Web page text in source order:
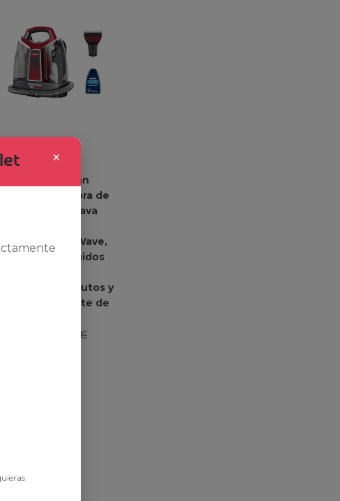
SpotClean
Aspiradora de
Tapiceria, Lava
HeatWave,
de Liquidos
Sofa, Autos y
Motor Potente de
€
×